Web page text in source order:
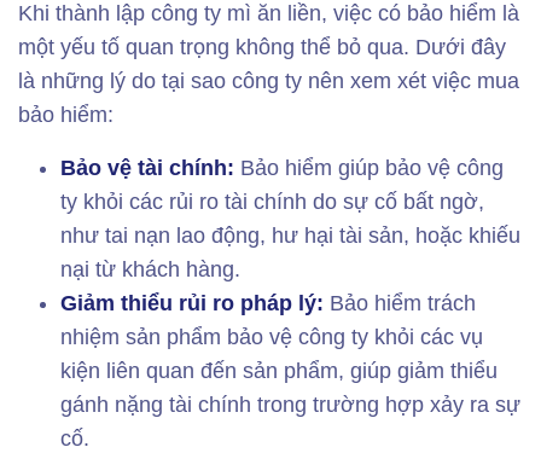
Khi thành lập công ty mì ăn liền, việc có bảo hiểm là
một yếu tố quan trọng không thể bỏ qua. Dưới đây
là những lý do tại sao công ty nên xem xét việc mua
bảo hiểm:
Bảo vệ tài chính: Bảo hiểm giúp bảo vệ công
ty khỏi các rủi ro tài chính do sự cố bất ngờ,
như tai nạn lao động, hư hại tài sản, hoặc khiếu
nại từ khách hàng.
Giảm thiểu rủi ro pháp lý: Bảo hiểm trách
nhiệm sản phẩm bảo vệ công ty khỏi các vụ
kiện liên quan đến sản phẩm, giúp giảm thiểu
gánh nặng tài chính trong trường hợp xảy ra sự
cố.